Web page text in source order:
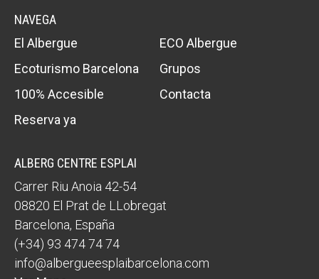
NAVEGA
El Albergue
ECO Albergue
Ecoturismo Barcelona
Grupos
100% Accesible
Contacta
Reserva ya
ALBERG CENTRE ESPLAI
Carrer Riu Anoia 42-54
08820 El Prat de LLobregat
Barcelona, España
(+34) 93 474 74 74
info@albergueesplaibarcelona.com